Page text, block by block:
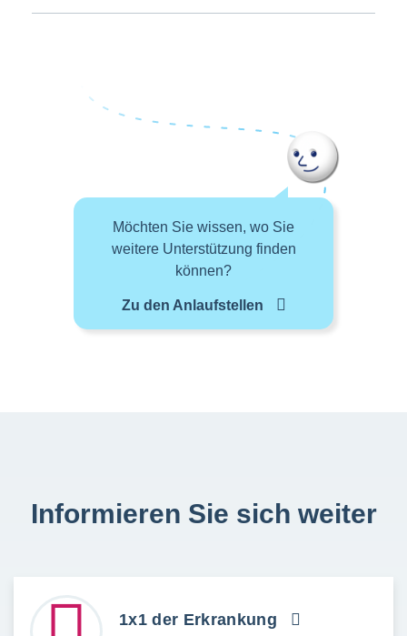
Möchten Sie wissen, wo Sie
weitere Unterstützung finden
können?
Zu den Anlaufstellen
Informieren Sie sich weiter
1x1 der Erkrankung